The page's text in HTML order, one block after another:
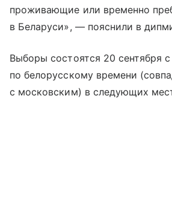
проживающие или временно
в Беларуси», — пояснили в
Выборы состоятся 20 сентября
по белорусскому времени
с московским) в следующих